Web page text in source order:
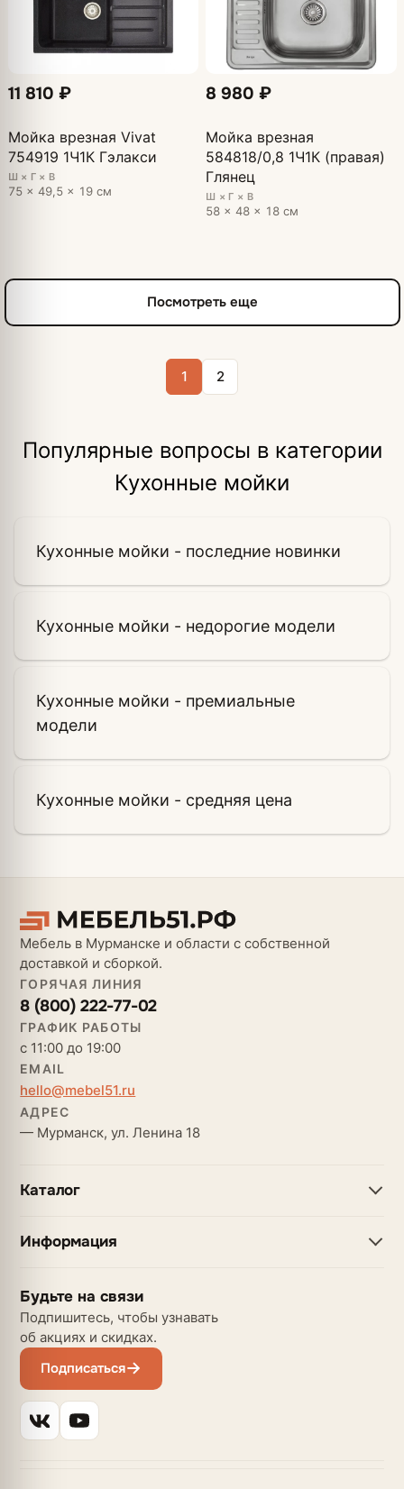
11 810 ₽
Мойка врезная Vivat
754919 1Ч1К Гэлакси
Ш × Г × В
75 × 49,5 × 19 см
8 980 ₽
Мойка врезная
584818/0,8 1Ч1К (правая)
Глянец
Ш × Г × В
58 × 48 × 18 см
Посмотреть еще
1 2
Популярные вопросы в категории
Кухонные мойки
Кухонные мойки - последние новинки
Кухонные мойки - недорогие модели
Кухонные мойки - премиальные
модели
Кухонные мойки - средняя цена
Мебель в Мурманске и области с собственной
доставкой и сборкой.
ГОРЯЧАЯ ЛИНИЯ
8 (800) 222-77-02
ГРАФИК РАБОТЫ
с 11:00 до 19:00
EMAIL
hello@mebel51.ru
АДРЕС
— Мурманск, ул. Ленина 18
Каталог
Информация
Будьте на связи
Подпишитесь, чтобы узнавать
об акциях и скидках.
Подписаться